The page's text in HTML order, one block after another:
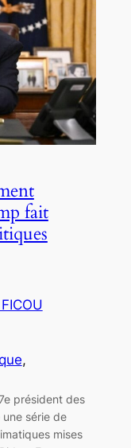
fait
président des
série de
mises